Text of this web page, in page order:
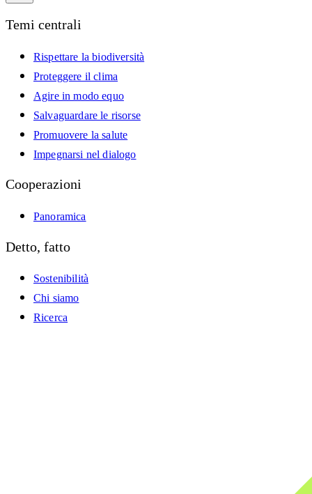
Temi centrali
Rispettare la biodiversità
Proteggere il clima
Agire in modo equo
Salvaguardare le risorse
Promuovere la salute
Impegnarsi nel dialogo
Cooperazioni
Panoramica
Detto, fatto
Sostenibilità
Chi siamo
Ricerca